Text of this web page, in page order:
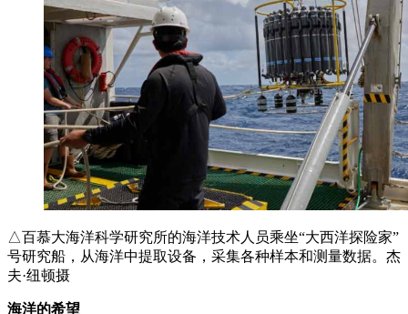
△百慕大海洋科学研究所的海洋技术人员乘坐“大西洋探险家”
号研究船，从海洋中提取设备，采集各种样本和测量数据。杰
夫·纽顿摄
海洋的希望